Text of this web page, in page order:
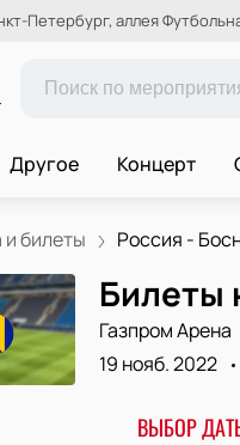
Петербург, аллея
Другое Концерт
билеты Россия -
Билеты
Газпром Арена
19 нояб. 2022
ВЫБОР